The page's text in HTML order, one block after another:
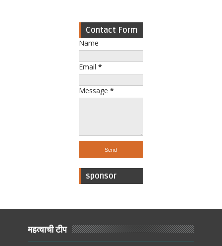
Contact Form
Name
Email *
Message *
sponsor
महत्वाची टीप